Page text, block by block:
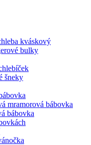
kváskový
bulky
šneky
mramorová bábovka
bábovka